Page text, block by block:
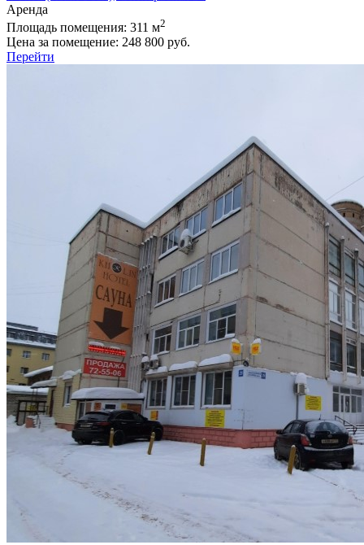
Аренда
Площадь помещения: 311 м2
Цена за помещение: 248 800 руб.
Перейти